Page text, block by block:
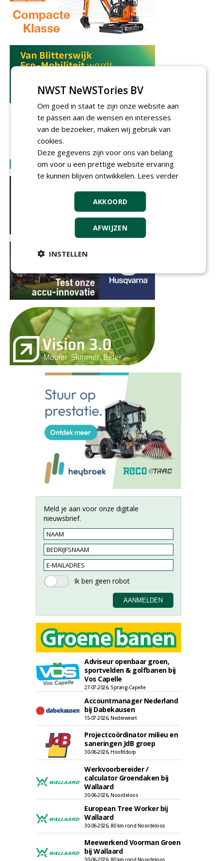
Meld je aan voor onze digitale
nieuwsbrief.
Adviseur openbaar groen,
sportvelden & golfbanen bij
Vos Capelle
27-07-2026, Sprang-Capelle
Accountmanager Nederland
bij Dabekausen
15-07-2026, Nederweert
Projectcoördinator milieu en
saneringen JdB groep
30-06-2026, Hoofddorp
Werkvoorbereider /
calculator Groendaken bij
Wallaard
30-06-2026, Noordeloos
European Tree Worker bij
Wallaard
30-06-2026, 80 km rond Noordeloos
Meewerkend Voorman Groen
bij Wallaard
30-06-2026, 80 km rond Noordeloos
NWST NeWSTories BV
Om goed in staat te zijn onze website aan
te passen aan de wensen en interesses
van de bezoeker, maken wij gebruik van
cookies.
Deze gegevens zijn voor ons van belang
om voor u een prettige website ervaring
te kunnen blijven ontwikkelen. Lees verder
AKKOORD
AFWIJZEN
INSTELLEN